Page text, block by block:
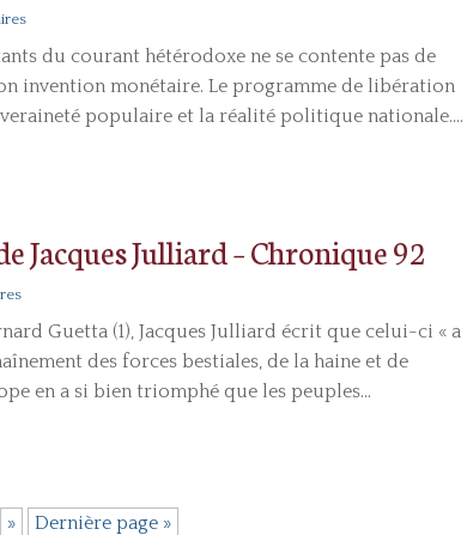
du courant hétérodoxe ne se contente pas de
invention monétaire. Le programme de libération
populaire et la réalité politique nationale....
Jacques Julliard – Chronique 92
Guetta (1), Jacques Julliard écrit que celui-ci « a
des forces bestiales, de la haine et de
en a si bien triomphé que les peuples...
» Dernière page »